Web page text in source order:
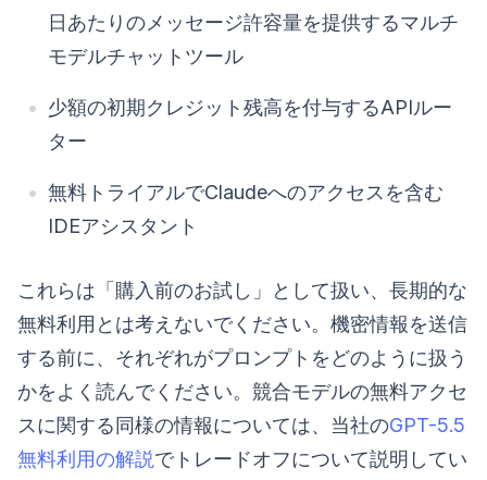
日あたりのメッセージ許容量を提供するマルチ
モデルチャットツール
少額の初期クレジット残高を付与するAPIルー
ター
無料トライアルでClaudeへのアクセスを含む
IDEアシスタント
これらは「購入前のお試し」として扱い、長期的な
無料利用とは考えないでください。機密情報を送信
する前に、それぞれがプロンプトをどのように扱う
かをよく読んでください。競合モデルの無料アクセ
スに関する同様の情報については、当社のGPT-5.5
無料利用の解説でトレードオフについて説明してい